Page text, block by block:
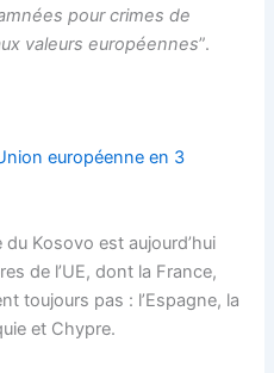
pour crimes de
valeurs européennes”.
européenne en 3
du Kosovo est aujourd’hui
de l’UE, dont la France,
toujours pas : l’Espagne, la
et Chypre.